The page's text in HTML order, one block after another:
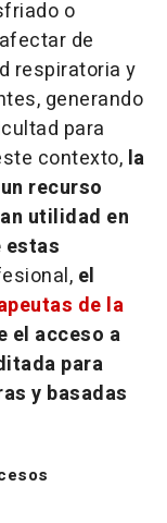
o
de
respiratoria y
generando
para
contexto, la
recurso
utilidad en
estas
el
de la
el acceso a
para
y basadas